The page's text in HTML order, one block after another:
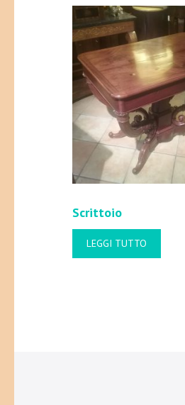
Scrittoio
LEGGI TUTTO